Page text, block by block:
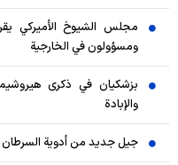
ومسؤولون في الخارجية
بزشكيان في ذكرى
والإبادة
جيل جديد من أدوية السرطان